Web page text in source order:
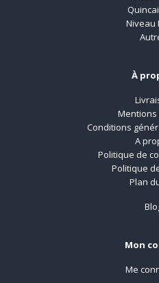
Niveau
À
Mentions
Conditions
A
Politique de
Politique
Plan
Mon
Me